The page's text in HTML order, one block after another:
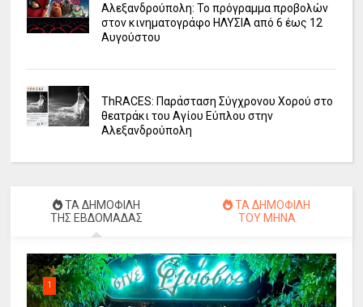
Αλεξανδρούπολη: Το πρόγραμμα προβολών
στον κινηματογράφο ΗΛΥΣΙΑ από 6 έως 12
Αυγούστου
ΤhRACES: Παράσταση Σύγχρονου Χορού στο
θεατράκι του Αγίου Εύπλου στην
Αλεξανδρούπολη
ΤΑ ΔΗΜΟΦΙΛΗ
ΤΗΣ ΕΒΔΟΜΑΔΑΣ
ΤΑ ΔΗΜΟΦΙΛΗ
ΤΟΥ ΜΗΝΑ
1